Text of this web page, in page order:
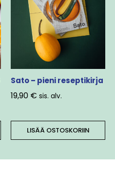
Sato – pieni reseptikirja
19,90 € sis. alv.
LISÄÄ OSTOSKORIIN